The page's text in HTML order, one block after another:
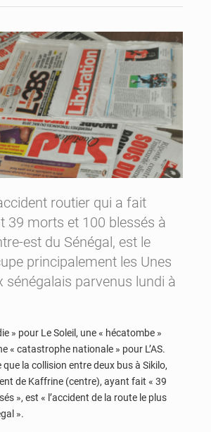
routier qui a fait
39 morts et 100 blessés à
est du Sénégal, est le
principalement les Unes
sénégalais parvenus lundi à
» pour Le Soleil, une « hécatombe »
« catastrophe nationale » pour L’AS.
la collision entre deux bus à Sikilo,
de Kaffrine (centre), ayant fait « 39
», est « l’accident de la route le plus
».